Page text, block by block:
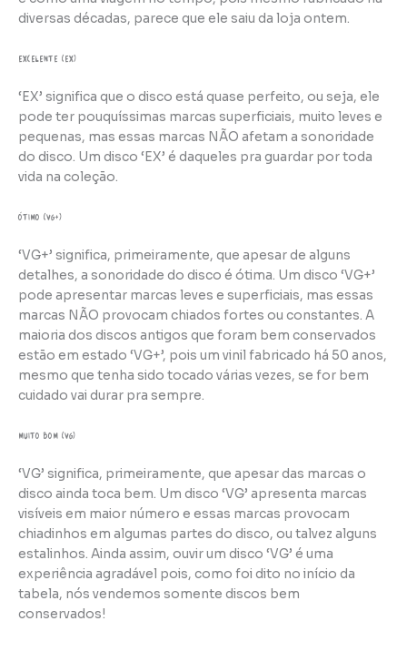
diversas décadas, parece que ele saiu da loja ontem.
Excelente (EX)
‘EX’ significa que o disco está quase perfeito, ou seja, ele
pode ter pouquíssimas marcas superficiais, muito leves e
pequenas, mas essas marcas NÃO afetam a sonoridade
do disco. Um disco ‘EX’ é daqueles pra guardar por toda
vida na coleção.
ótimo (VG+)
‘VG+’ significa, primeiramente, que apesar de alguns
detalhes, a sonoridade do disco é ótima. Um disco ‘VG+’
pode apresentar marcas leves e superficiais, mas essas
marcas NÃO provocam chiados fortes ou constantes. A
maioria dos discos antigos que foram bem conservados
estão em estado ‘VG+’, pois um vinil fabricado há 50 anos,
mesmo que tenha sido tocado várias vezes, se for bem
cuidado vai durar pra sempre.
muito bom (VG)
‘VG’ significa, primeiramente, que apesar das marcas o
disco ainda toca bem. Um disco ‘VG’ apresenta marcas
visíveis em maior número e essas marcas provocam
chiadinhos em algumas partes do disco, ou talvez alguns
estalinhos. Ainda assim, ouvir um disco ‘VG’ é uma
experiência agradável pois, como foi dito no início da
tabela, nós vendemos somente discos bem
conservados!